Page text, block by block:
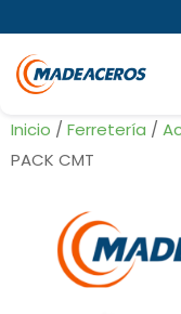
Inicio / Ferretería /
PACK CMT